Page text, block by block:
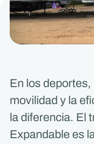
En los
movilidad y la
la diferencia. El
Expandable es